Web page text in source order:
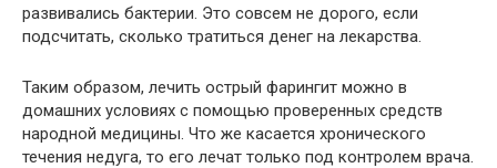
развивались бактерии. Это совсем не дорого, если
подсчитать, сколько тратиться денег на лекарства.
Таким образом, лечить острый фарингит можно в
домашних условиях с помощью проверенных средств
народной медицины. Что же касается хронического
течения недуга, то его лечат только под контролем врача.